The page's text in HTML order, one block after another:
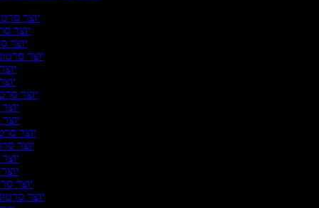
יוצר
יוצר
יוצר
יוצר
יוצר
יוצר
יוצר
יוצר
יוצר
יוצר
יוצר